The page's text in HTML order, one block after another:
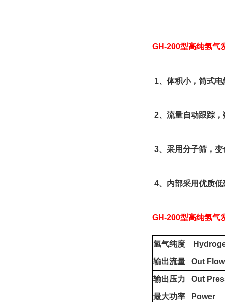
GH-200型高纯氢气
1、体积小，筒式
2、流量自动跟踪
3、采用分子筛，
4、内部采用优质
GH-200型高纯氢气
氢气纯度
输出流量 Out Flow
输出压力 Out
最大功率 Power